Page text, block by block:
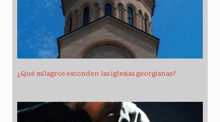
¿Qué milagros esconden las iglesias georgianas?